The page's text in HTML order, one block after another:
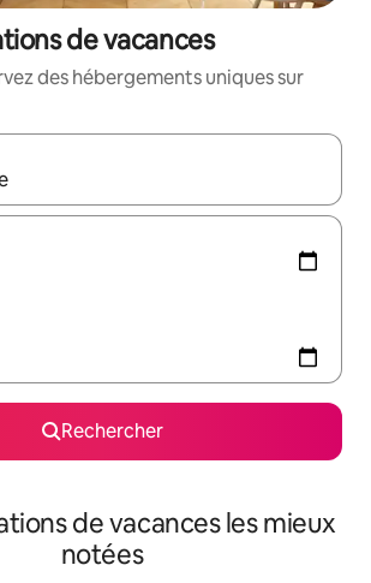
de vacances
des hébergements uniques sur
s'affichent, utilisez les flèches vers le
Rechercher
de vacances les mieux
notées